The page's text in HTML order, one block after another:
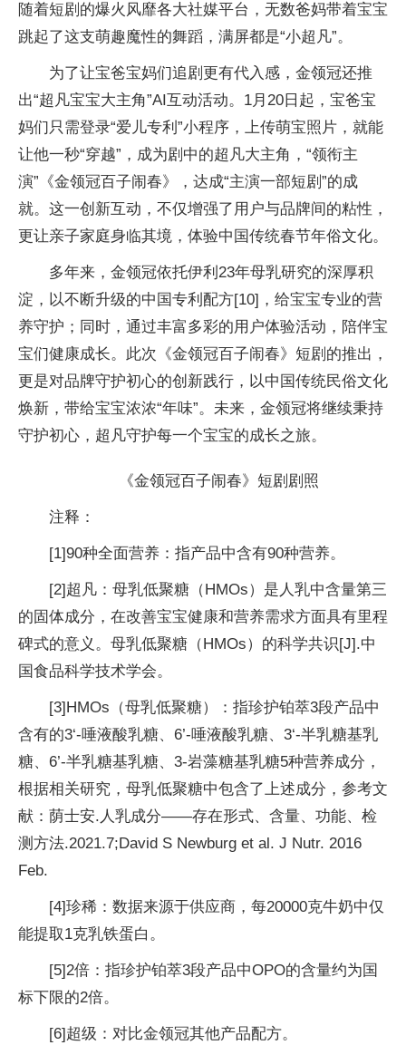
随着短剧的爆火风靡各大社媒平台，无数爸妈带着宝宝
跳起了这支萌趣魔性的舞蹈，满屏都是“小超凡”。
为了让宝爸宝妈们追剧更有代入感，金领冠还推
出“超凡宝宝大主角”AI互动活动。1月20日起，宝爸宝
妈们只需登录“爱儿专利”小程序，上传萌宝照片，就能
让他一秒“穿越”，成为剧中的超凡大主角，“领衔主
演”《金领冠百子闹春》，达成“主演一部短剧”的成
就。这一创新互动，不仅增强了用户与品牌间的粘性，
更让亲子家庭身临其境，体验中国传统春节年俗文化。
多年来，金领冠依托伊利23年母乳研究的深厚积
淀，以不断升级的中国专利配方[10]，给宝宝专业的营
养守护；同时，通过丰富多彩的用户体验活动，陪伴宝
宝们健康成长。此次《金领冠百子闹春》短剧的推出，
更是对品牌守护初心的创新践行，以中国传统民俗文化
焕新，带给宝宝浓浓“年味”。未来，金领冠将继续秉持
守护初心，超凡守护每一个宝宝的成长之旅。
《金领冠百子闹春》短剧剧照
注释：
[1]90种全面营养：指产品中含有90种营养。
[2]超凡：母乳低聚糖（HMOs）是人乳中含量第三
的固体成分，在改善宝宝健康和营养需求方面具有里程
碑式的意义。母乳低聚糖（HMOs）的科学共识[J].中
国食品科学技术学会。
[3]HMOs（母乳低聚糖）：指珍护铂萃3段产品中
含有的3‘-唾液酸乳糖、6’-唾液酸乳糖、3‘-半乳糖基乳
糖、6’-半乳糖基乳糖、3-岩藻糖基乳糖5种营养成分，
根据相关研究，母乳低聚糖中包含了上述成分，参考文
献：荫士安.人乳成分——存在形式、含量、功能、检
测方法.2021.7;David S Newburg et al. J Nutr. 2016
Feb.
[4]珍稀：数据来源于供应商，每20000克牛奶中仅
能提取1克乳铁蛋白。
[5]2倍：指珍护铂萃3段产品中OPO的含量约为国
标下限的2倍。
[6]超级：对比金领冠其他产品配方。